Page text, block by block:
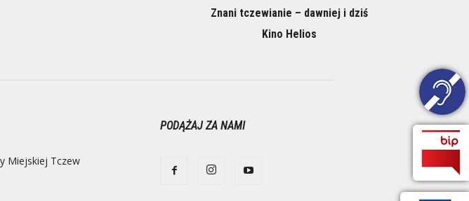
Znani tczewianie – dawniej i dziś
Kino Helios
Miejskiej Tczew
PODĄŻAJ ZA NAMI